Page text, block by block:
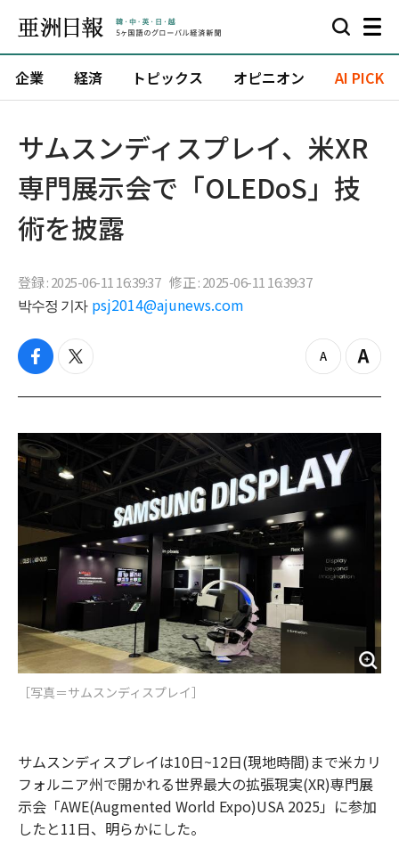
企業 経済 トピックス オピニオン AI PICK
サムスンディスプレイ、米XR
専門展示会で「OLEDoS」技
術を披露
登録 : 2025-06-11 16:39:37 修正 : 2025-06-11 16:39:37
박수정 기자 psj2014@ajunews.com
f
c
b
o
o
t
i
t
e
z
o
o
t
Z
o
i
［写真＝サムスンディスプレイ］
サムスンディスプレイは10日~12日(現地時間)まで米カリ
フォルニア州で開かれる世界最大の拡張現実(XR)専門展
示会「AWE(Augmented World Expo)USA 2025」に参加
したと11日、明らかにした。